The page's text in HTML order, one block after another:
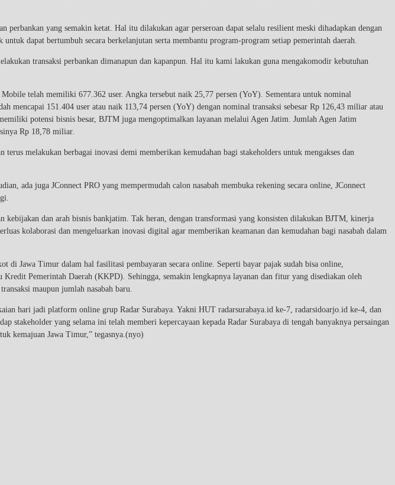
yang semakin ketat. Hal itu dilakukan agar perseroan dapat selalu resilient meski dihadapkan dengan
dapat bertumbuh secara berkelanjutan serta membantu program-program setiap pemerintah daerah.
transaksi perbankan dimanapun dan kapanpun. Hal itu kami lakukan guna mengakomodir kebutuhan
telah memiliki 677.362 user. Angka tersebut naik 25,77 persen (YoY). Sementara untuk nominal
mencapai 151.404 user atau naik 113,74 persen (YoY) dengan nominal transaksi sebesar Rp 126,43 miliar atau
potensi bisnis besar, BJTM juga mengoptimalkan layanan melalui Agen Jatim. Jumlah Agen Jatim
Rp 18,78 miliar.
melakukan berbagai inovasi demi memberikan kemudahan bagi stakeholders untuk mengakses dan
ada juga JConnect PRO yang mempermudah calon nasabah membuka rekening secara online, JConnect
dan arah bisnis bankjatim. Tak heran, dengan transformasi yang konsisten dilakukan BJTM, kinerja
kolaborasi dan mengeluarkan inovasi digital agar memberikan keamanan dan kemudahan bagi nasabah dalam
di Jawa Timur dalam hal fasilitasi pembayaran secara online. Seperti bayar pajak sudah bisa online,
Pemerintah Daerah (KKPD). Sehingga, semakin lengkapnya layanan dan fitur yang disediakan oleh
maupun jumlah nasabah baru.
hari jadi platform online grup Radar Surabaya. Yakni HUT radarsurabaya.id ke-7, radarsidoarjo.id ke-4, dan
yang selama ini telah memberi kepercayaan kepada Radar Surabaya di tengah banyaknya persaingan
kemajuan Jawa Timur,” tegasnya.(nyo)